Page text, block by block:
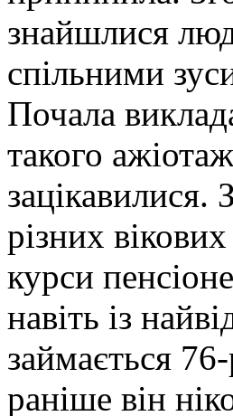
знайшлися
спільними
Почала
такого
зацікавилися.
різних
курси
навіть із
займається
раніше він